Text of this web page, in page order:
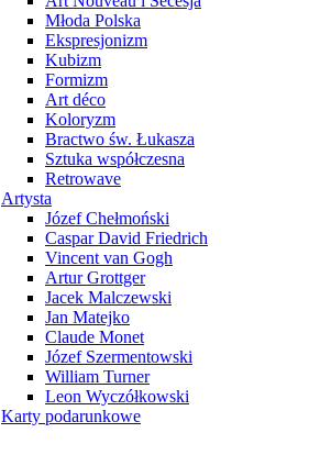
Młoda Polska
Ekspresjonizm
Kubizm
Formizm
Art déco
Koloryzm
Bractwo św. Łukasza
Sztuka współczesna
Retrowave
Artysta
Józef Chełmoński
Caspar David Friedrich
Vincent van Gogh
Artur Grottger
Jacek Malczewski
Jan Matejko
Claude Monet
Józef Szermentowski
William Turner
Leon Wyczółkowski
Karty podarunkowe